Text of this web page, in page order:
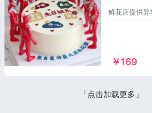
￥169
「点击加载更多」